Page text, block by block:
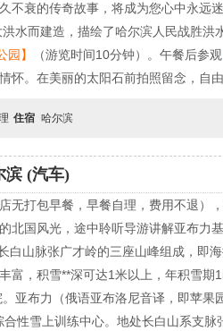
不衰的传奇故事，将成为您心中永远
水而建造，描绘了哈尔滨人民战胜
园】 （游览时间10分钟）。午餐后参观
怀。在美丽的太阳石前拍照留念，自
住宿 哈尔滨
滨 (汽车)
无打包早餐，早餐自理，费用不退）
北国风光，途中聆听导游讲解亚布
白山脉张广才岭的三座山峰组成，即
富，积雪**深可达1米以上，年积雪
亚布力（俄语亚布洛尼音译，即苹
性雪上训练中心。地处长白山系支